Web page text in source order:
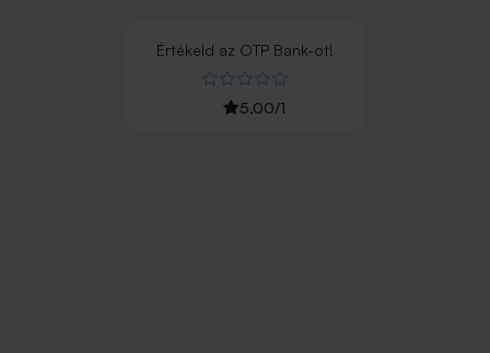
Értékeld az OTP Bank-ot!
5,00/1